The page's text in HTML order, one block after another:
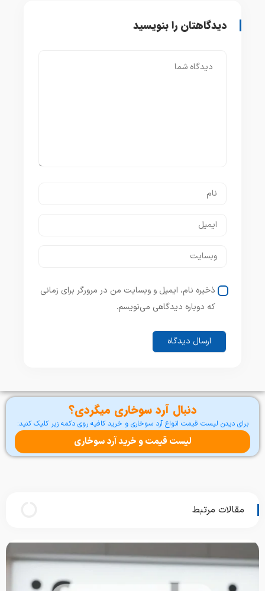
دیدگاهتان را بنویسید
ذخیره نام، ایمیل و وبسایت من در مرورگر برای زمانی
که دوباره دیدگاهی می‌نویسم.
دنبال آرد سوخاری میگردی؟
برای دیدن لیست قیمت انواع آرد سوخاری و خرید کافیه روی دکمه زیر کلیک کنید:
لیست قیمت و خرید آرد سوخاری
مقالات مرتبط